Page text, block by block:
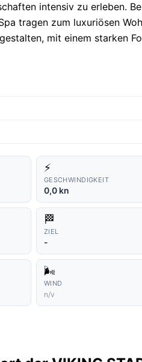
intensiv zu erleben.
tragen zum luxuriösen
mit einem starken
⚡
GESCHWINDIGKEIT
0,0 kn
🏁
ZIEL
-
🌬️
WIND
n/v